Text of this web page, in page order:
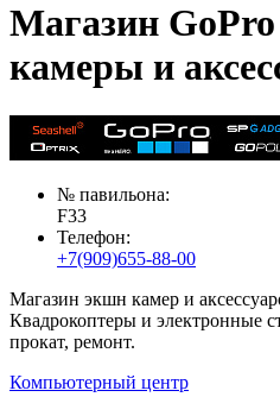
Магазин
камеры и
№ павильона:
F33
Телефон:
+7(909)655-88-00
Магазин экшн камер и
Квадрокоптеры и электронные
прокат, ремонт.
Компьютерный центр